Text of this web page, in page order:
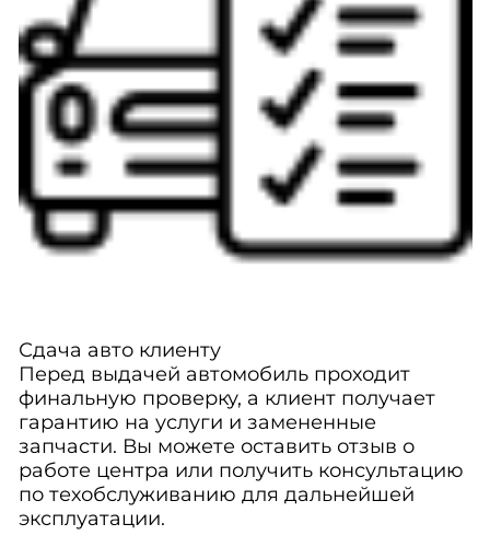
Сдача авто клиенту
Перед выдачей автомобиль проходит
финальную проверку, а клиент получает
гарантию на услуги и замененные
запчасти. Вы можете оставить отзыв о
работе центра или получить консультацию
по техобслуживанию для дальнейшей
эксплуатации.